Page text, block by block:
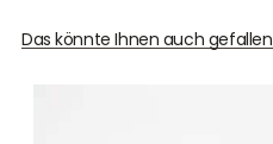
Das könnte Ihnen auch gefallen